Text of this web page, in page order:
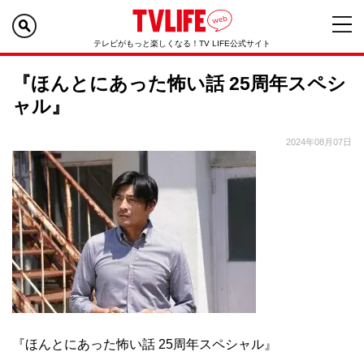
テレビがもっと楽しくなる！TV LIFE公式サイト
『ほんとにあった怖い話 25周年スペシ
ャル』
2024年08月07日
『ほんとにあった怖い話 25周年スペシャル』